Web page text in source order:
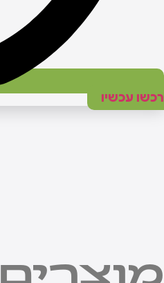
רכשו עכשיו
מוצרים